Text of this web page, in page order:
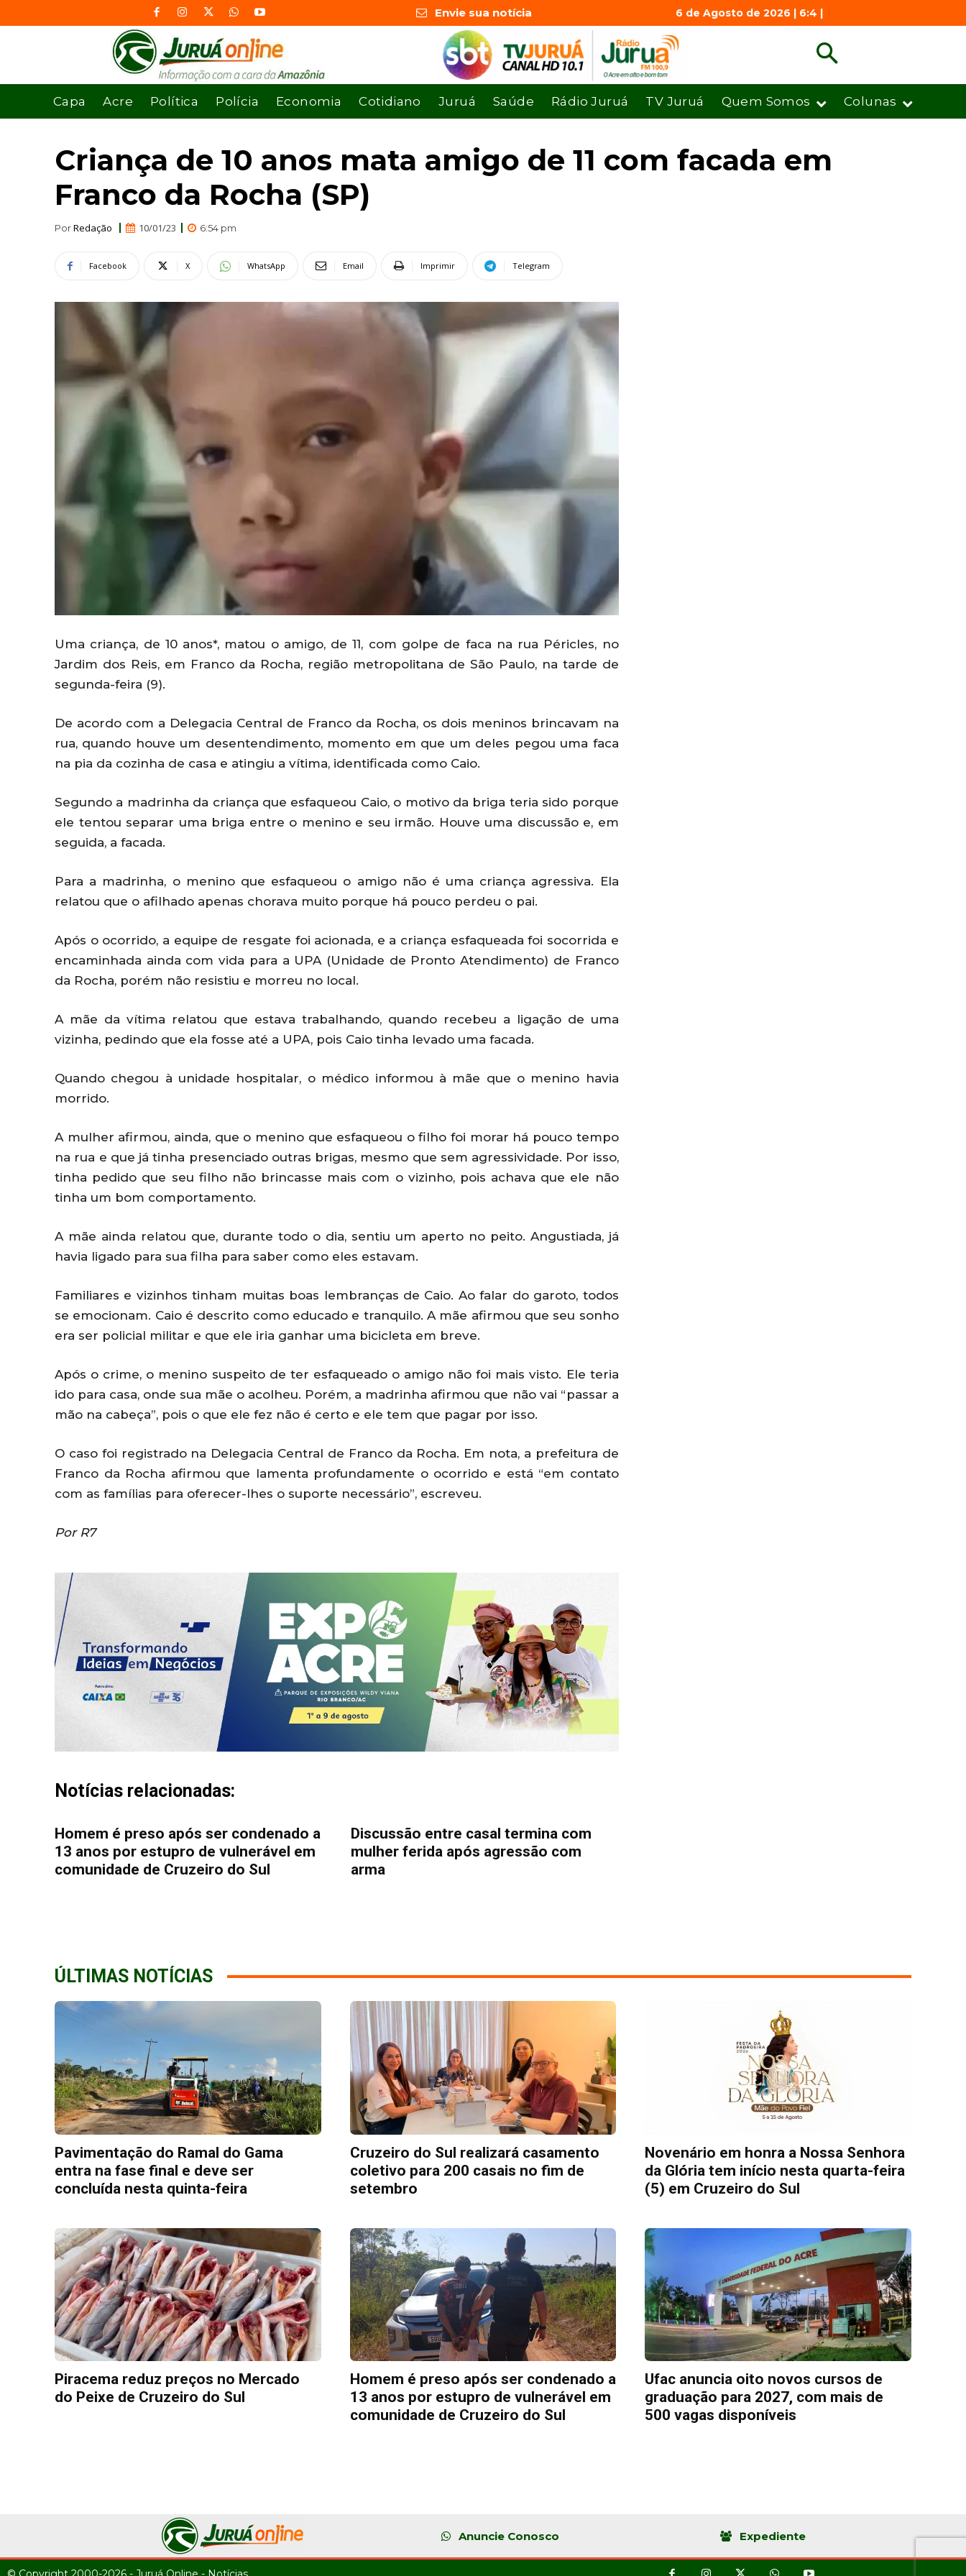
Envie sua notícia 6 de Agosto de 2026 | 6:4 |
Capa Acre Política Polícia Economia Cotidiano Juruá Saúde Rádio Juruá TV Juruá Quem Somos Colunas
Criança de 10 anos mata amigo de 11 com facada em
Franco da Rocha (SP)
PorRedação 10/01/23 6:54 pm
Facebook X WhatsApp Email Imprimir Telegram
Uma criança, de 10 anos*, matou o amigo, de 11, com golpe de faca na rua Péricles, no
Jardim dos Reis, em Franco da Rocha, região metropolitana de São Paulo, na tarde de
segunda-feira (9).
De acordo com a Delegacia Central de Franco da Rocha, os dois meninos brincavam na
rua, quando houve um desentendimento, momento em que um deles pegou uma faca
na pia da cozinha de casa e atingiu a vítima, identificada como Caio.
Segundo a madrinha da criança que esfaqueou Caio, o motivo da briga teria sido porque
ele tentou separar uma briga entre o menino e seu irmão. Houve uma discussão e, em
seguida, a facada.
Para a madrinha, o menino que esfaqueou o amigo não é uma criança agressiva. Ela
relatou que o afilhado apenas chorava muito porque há pouco perdeu o pai.
Após o ocorrido, a equipe de resgate foi acionada, e a criança esfaqueada foi socorrida e
encaminhada ainda com vida para a UPA (Unidade de Pronto Atendimento) de Franco
da Rocha, porém não resistiu e morreu no local.
A mãe da vítima relatou que estava trabalhando, quando recebeu a ligação de uma
vizinha, pedindo que ela fosse até a UPA, pois Caio tinha levado uma facada.
Quando chegou à unidade hospitalar, o médico informou à mãe que o menino havia
morrido.
A mulher afirmou, ainda, que o menino que esfaqueou o filho foi morar há pouco tempo
na rua e que já tinha presenciado outras brigas, mesmo que sem agressividade. Por isso,
tinha pedido que seu filho não brincasse mais com o vizinho, pois achava que ele não
tinha um bom comportamento.
A mãe ainda relatou que, durante todo o dia, sentiu um aperto no peito. Angustiada, já
havia ligado para sua filha para saber como eles estavam.
Familiares e vizinhos tinham muitas boas lembranças de Caio. Ao falar do garoto, todos
se emocionam. Caio é descrito como educado e tranquilo. A mãe afirmou que seu sonho
era ser policial militar e que ele iria ganhar uma bicicleta em breve.
Após o crime, o menino suspeito de ter esfaqueado o amigo não foi mais visto. Ele teria
ido para casa, onde sua mãe o acolheu. Porém, a madrinha afirmou que não vai “passar a
mão na cabeça”, pois o que ele fez não é certo e ele tem que pagar por isso.
O caso foi registrado na Delegacia Central de Franco da Rocha. Em nota, a prefeitura de
Franco da Rocha afirmou que lamenta profundamente o ocorrido e está “em contato
com as famílias para oferecer-lhes o suporte necessário”, escreveu.
Por R7
Notícias relacionadas:
Homem é preso após ser condenado a
13 anos por estupro de vulnerável em
comunidade de Cruzeiro do Sul
Discussão entre casal termina com
mulher ferida após agressão com
arma
ÚLTIMAS NOTÍCIAS
Pavimentação do Ramal do Gama
entra na fase final e deve ser
concluída nesta quinta-feira
Cruzeiro do Sul realizará casamento
coletivo para 200 casais no fim de
setembro
Novenário em honra a Nossa Senhora
da Glória tem início nesta quarta-feira
(5) em Cruzeiro do Sul
Piracema reduz preços no Mercado
do Peixe de Cruzeiro do Sul
Homem é preso após ser condenado a
13 anos por estupro de vulnerável em
comunidade de Cruzeiro do Sul
Ufac anuncia oito novos cursos de
graduação para 2027, com mais de
500 vagas disponíveis
Anuncie Conosco Expediente